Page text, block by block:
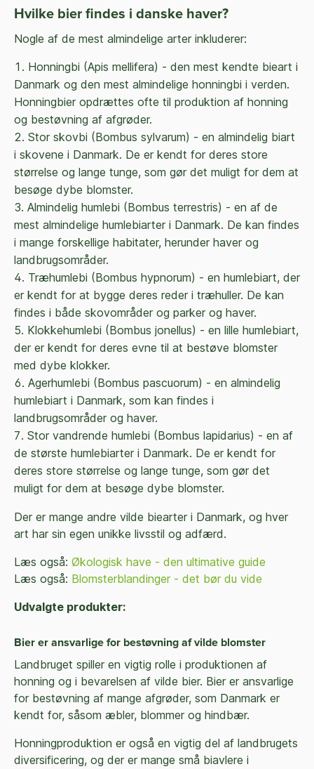
Hvilke bier findes i danske haver?
Nogle af de mest almindelige arter inkluderer:
Honningbi (Apis mellifera) - den mest kendte bieart i
Danmark og den mest almindelige honningbi i verden.
Honningbier opdrættes ofte til produktion af honning
og bestøvning af afgrøder.
Stor skovbi (Bombus sylvarum) - en almindelig biart
i skovene i Danmark. De er kendt for deres store
størrelse og lange tunge, som gør det muligt for dem at
besøge dybe blomster.
Almindelig humlebi (Bombus terrestris) - en af de
mest almindelige humlebiarter i Danmark. De kan findes
i mange forskellige habitater, herunder haver og
landbrugsområder.
Træhumlebi (Bombus hypnorum) - en humlebiart, der
er kendt for at bygge deres reder i træhuller. De kan
findes i både skovområder og parker og haver.
Klokkehumlebi (Bombus jonellus) - en lille humlebiart,
der er kendt for deres evne til at bestøve blomster
med dybe klokker.
Agerhumlebi (Bombus pascuorum) - en almindelig
humlebiart i Danmark, som kan findes i
landbrugsområder og haver.
Stor vandrende humlebi (Bombus lapidarius) - en af
de største humlebiarter i Danmark. De er kendt for
deres store størrelse og lange tunge, som gør det
muligt for dem at besøge dybe blomster.
Der er mange andre vilde biearter i Danmark, og hver
art har sin egen unikke livsstil og adfærd.
Læs også: Økologisk have - den ultimative guide
Læs også: Blomsterblandinger - det bør du vide
Udvalgte produkter:
Bier er ansvarlige for bestøvning af vilde blomster
Landbruget spiller en vigtig rolle i produktionen af
honning og i bevarelsen af vilde bier. Bier er ansvarlige
for bestøvning af mange afgrøder, som Danmark er
kendt for, såsom æbler, blommer og hindbær.
Honningproduktion er også en vigtig del af landbrugets
diversificering, og der er mange små biavlere i